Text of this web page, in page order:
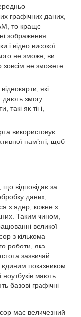
графічних даних,
то краще
зображення
і відео високої
не зможе, ви
зовсім не зможете
які
дають змогу
такі як тіні,
використовує
пам’яті, щоб
відповідає за
даних,
з ядер, кожне з
Таким чином,
великої
з кількома
роботи, яка
зазвичай
єдиним показником
мають
базові графічні
має величезний